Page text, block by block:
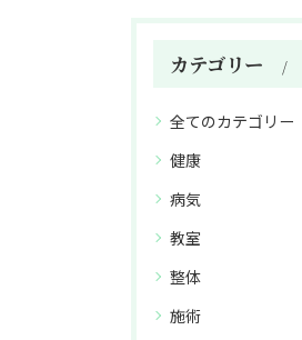
カテゴリー
全てのカテゴリー
健康
病気
教室
整体
施術